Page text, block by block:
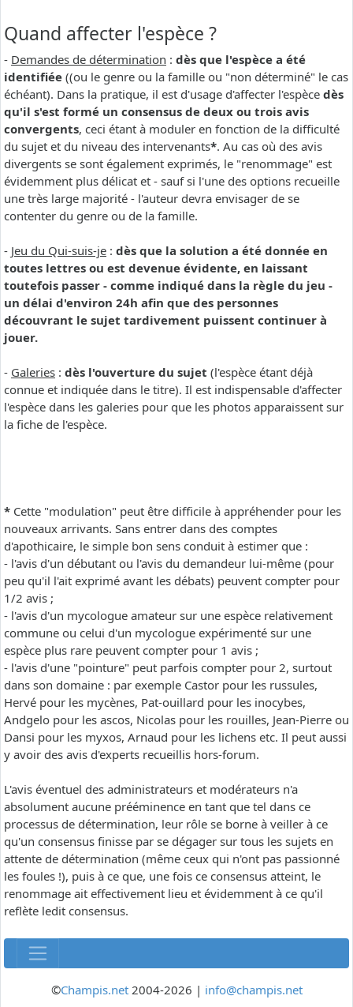
Quand affecter l'espèce ?
- Demandes de détermination : dès que l'espèce a été
identifiée ((ou le genre ou la famille ou "non déterminé" le cas
échéant). Dans la pratique, il est d'usage d'affecter l'espèce dès
qu'il s'est formé un consensus de deux ou trois avis
convergents, ceci étant à moduler en fonction de la difficulté
du sujet et du niveau des intervenants*. Au cas où des avis
divergents se sont également exprimés, le "renommage" est
évidemment plus délicat et - sauf si l'une des options recueille
une très large majorité - l'auteur devra envisager de se
contenter du genre ou de la famille.
- Jeu du Qui-suis-je : dès que la solution a été donnée en
toutes lettres ou est devenue évidente, en laissant
toutefois passer - comme indiqué dans la règle du jeu -
un délai d'environ 24h afin que des personnes
découvrant le sujet tardivement puissent continuer à
jouer.
- Galeries : dès l'ouverture du sujet (l'espèce étant déjà
connue et indiquée dans le titre). Il est indispensable d'affecter
l'espèce dans les galeries pour que les photos apparaissent sur
la fiche de l'espèce.
* Cette "modulation" peut être difficile à appréhender pour les
nouveaux arrivants. Sans entrer dans des comptes
d'apothicaire, le simple bon sens conduit à estimer que :
- l'avis d'un débutant ou l'avis du demandeur lui-même (pour
peu qu'il l'ait exprimé avant les débats) peuvent compter pour
1/2 avis ;
- l'avis d'un mycologue amateur sur une espèce relativement
commune ou celui d'un mycologue expérimenté sur une
espèce plus rare peuvent compter pour 1 avis ;
- l'avis d'une "pointure" peut parfois compter pour 2, surtout
dans son domaine : par exemple Castor pour les russules,
Hervé pour les mycènes, Pat-ouillard pour les inocybes,
Andgelo pour les ascos, Nicolas pour les rouilles, Jean-Pierre ou
Dansi pour les myxos, Arnaud pour les lichens etc. Il peut aussi
y avoir des avis d'experts recueillis hors-forum.
L'avis éventuel des administrateurs et modérateurs n'a
absolument aucune prééminence en tant que tel dans ce
processus de détermination, leur rôle se borne à veiller à ce
qu'un consensus finisse par se dégager sur tous les sujets en
attente de détermination (même ceux qui n'ont pas passionné
les foules !), puis à ce que, une fois ce consensus atteint, le
renommage ait effectivement lieu et évidemment à ce qu'il
reflète ledit consensus.
©Champis.net2004-2026 | info@champis.net